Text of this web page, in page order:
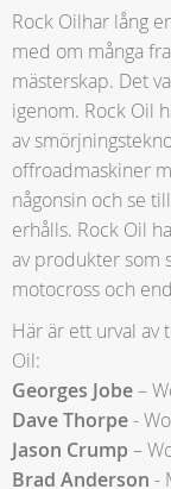
Rock Oilhar lång
med om många
mästerskap. Det
igenom. Rock Oil
av
offroadmaskiner
någonsin och se
erhålls. Rock Oil
av produkter som
motocross och
Här är ett urval av
Oil:
Georges Jobe–
Dave Thorpe-
Jason Crump –
Brad Anderson -